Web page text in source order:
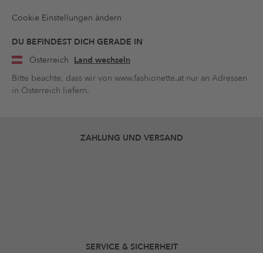
Cookie Einstellungen ändern
DU BEFINDEST DICH GERADE IN
Österreich Land wechseln
Bitte beachte, dass wir von www.fashionette.at nur an Adressen
in Österreich liefern.
ZAHLUNG UND VERSAND
SERVICE & SICHERHEIT